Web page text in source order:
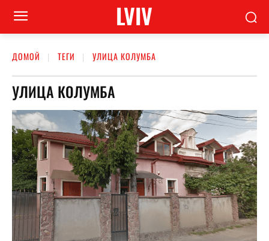
LVIV
ДОМОЙ ТЕГИ УЛИЦА КОЛУМБА
УЛИЦА КОЛУМБА